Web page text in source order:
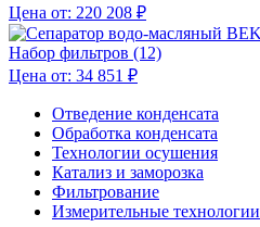
Цена от: 220 208 ₽
Набор фильтров (12)
Цена от: 34 851 ₽
Отведение конденсата
Обработка конденсата
Технологии осушения
Катализ и заморозка
Фильтрование
Измерительные технологии